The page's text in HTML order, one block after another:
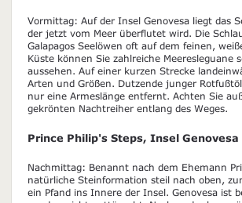
Vormittag: Auf der Insel Genovesa liegt das
der jetzt vom Meer überflutet wird. Die
Galapagos Seelöwen oft auf dem feinen,
Küste können Sie zahlreiche
aussehen. Auf einer kurzen Strecke
Arten und Größen. Dutzende junger
nur eine Armeslänge entfernt. Achten Sie
gekrönten Nachtreiher entlang des Weges.
Prince Philip's Steps, Insel Genovesa
Nachmittag: Benannt nach dem Ehemann
natürliche Steinformation steil nach oben,
ein Pfand ins Innere der Insel. Genovesa ist